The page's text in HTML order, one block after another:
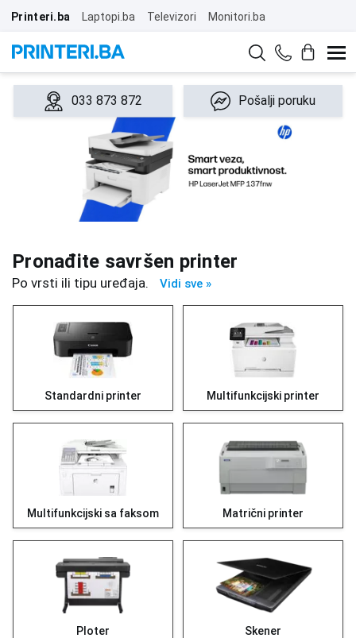
Printeri.ba Laptopi.ba Televizori Monitori.ba
033 873 872 Pošalji poruku
Pronađite savršen printer
Po vrsti ili tipu uređaja. Vidi sve »
Standardni printer Multifunkcijski printer
Multifunkcijski sa faksom Matrični printer
Ploter Skener